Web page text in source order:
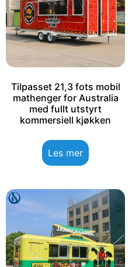
Tilpasset 21,3 fots mobil
mathenger for Australia
med fullt utstyrt
kommersiell kjøkken
Les mer